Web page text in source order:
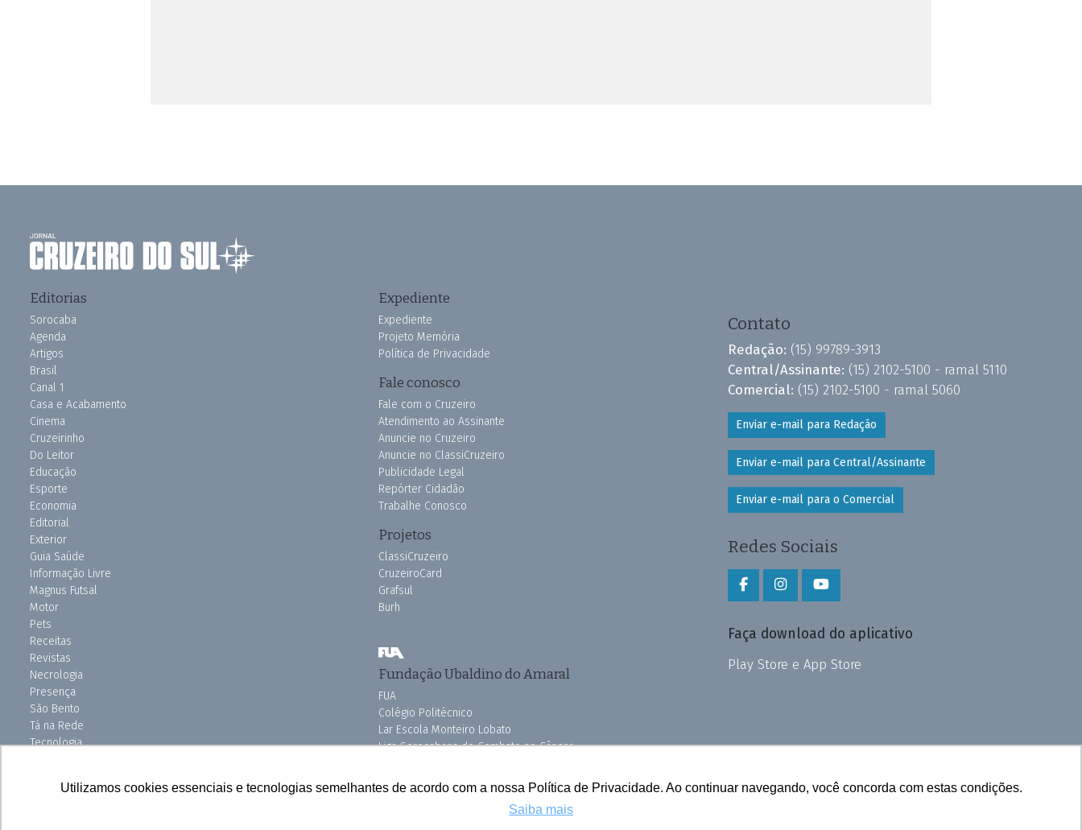
Utilizamos cookies essenciais e tecnologias semelhantes de acordo com a nossa Política de Privacidade. Ao continuar navegando, você concorda com estas condições.
Saiba mais
Editorias
Sorocaba
Agenda
Artigos
Brasil
Canal 1
Casa e Acabamento
Cinema
Cruzeirinho
Do Leitor
Educação
Esporte
Economia
Editorial
Exterior
Guia Saúde
Informação Livre
Magnus Futsal
Motor
Pets
Receitas
Revistas
Necrologia
Presença
São Bento
Tá na Rede
Tecnologia
Expediente
Expediente
Projeto Memória
Política de Privacidade
Fale conosco
Fale com o Cruzeiro
Atendimento ao Assinante
Anuncie no Cruzeiro
Anuncie no ClassiCruzeiro
Publicidade Legal
Repórter Cidadão
Trabalhe Conosco
Projetos
ClassiCruzeiro
CruzeiroCard
Grafsul
Burh
Fundação Ubaldino do Amaral
FUA
Colégio Politécnico
Lar Escola Monteiro Lobato
Liga Sorocabana de Combate ao Câncer
Pink do Bem OSSEL
Contato
Redação: (15) 99789-3913
Central/Assinante: (15) 2102-5100 - ramal 5110
Comercial: (15) 2102-5100 - ramal 5060
Enviar e-mail para Redação
Enviar e-mail para Central/Assinante
Enviar e-mail para o Comercial
Redes Sociais
Faça download do aplicativo
Play Store e App Store